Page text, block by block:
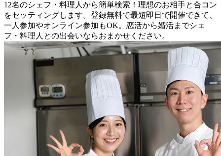
12名のシェフ・料理人から簡単検索！理想のお相手と合コン
をセッティングします。登録無料で最短即日で開催できて、
一人参加やオンライン参加もOK。恋活から婚活までシェ
フ・料理人との出会いならおまかせください。